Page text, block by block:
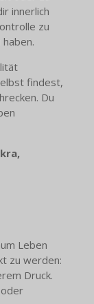
innerlich
zu
findest,
Du
Leben
zu werden:
Druck.